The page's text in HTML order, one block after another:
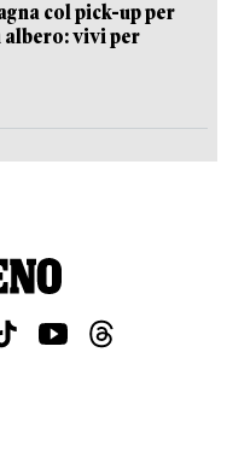
col pick-up per
albero: vivi per